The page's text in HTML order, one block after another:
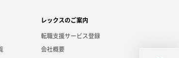
レックスのご案内
転職支援サービス登録
会社概要